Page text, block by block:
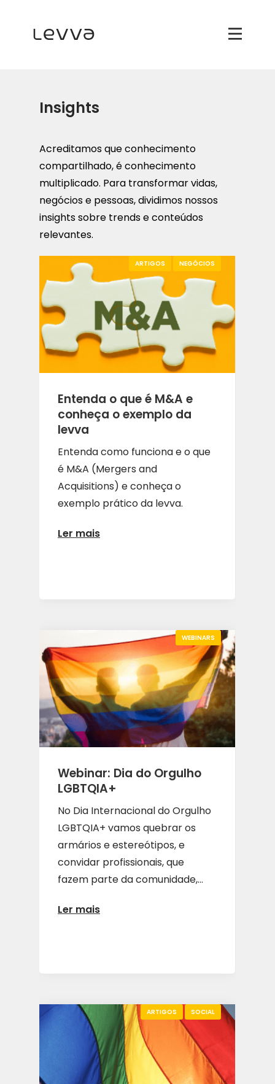
Insights
Acreditamos que conhecimento
compartilhado, é conhecimento
multiplicado. Para transformar vidas,
negócios e pessoas, dividimos nossos
insights sobre trends e conteúdos
relevantes.
ARTIGOS NEGÓCIOS
Entenda o que é M&A e
conheça o exemplo da
levva
Entenda como funciona e o que
é M&A (Mergers and
Acquisitions) e conheça o
exemplo prático da levva.
Ler mais
WEBINARS
Webinar: Dia do Orgulho
LGBTQIA+
No Dia Internacional do Orgulho
LGBTQIA+ vamos quebrar os
armários e estereótipos, e
convidar profissionais, que
fazem parte da comunidade,...
Ler mais
ARTIGOS SOCIAL